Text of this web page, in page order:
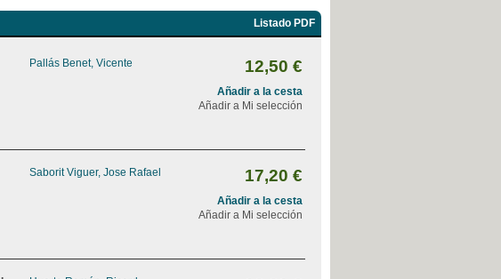
Listado PDF
Pallás Benet, Vicente 12,50 €
Añadir a la cesta
Añadir a Mi selección
Saborit Viguer, Jose Rafael 17,20 €
Añadir a la cesta
Añadir a Mi selección